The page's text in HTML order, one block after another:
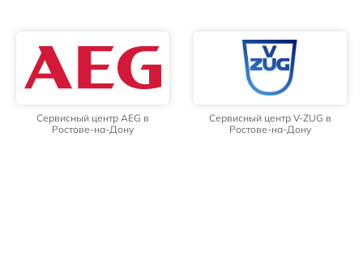
Сервисный центр AEG в
Ростове-на-Дону
Сервисный центр V-ZUG в
Ростове-на-Дону